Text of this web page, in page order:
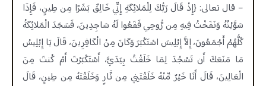
– قال تعالى: {إِذْ قَالَ رَبُّكَ لِلْمَلائِكَةِ إِنِّي خَالِقٌ بَشَرًا مِن طِينٍ، فَإِذَا
سَوَّيْتُهُ وَنَفَخْتُ فِيهِ مِن رُّوحِي فَقَعُوا لَهُ سَاجِدِينَ، فَسَجَدَ الْمَلائِكَةُ
كُلُّهُمْ أَجْمَعُونَ، إِلاَّ إِبْلِيسَ اسْتَكْبَرَ وَكَانَ مِنْ الْكَافِرِينَ، قَالَ يَا إِبْلِيسُ
مَا مَنَعَكَ أَن تَسْجُدَ لِمَا خَلَقْتُ بِيَدَيَّ، أَسْتَكْبَرْتَ أَمْ كُنتَ مِنَ
الْعَالِينَ، قَالَ أَنَا خَيْرٌ مِّنْهُ خَلَقْتَنِي مِن نَّارٍ وَخَلَقْتَهُ مِن طِينٍ، قَالَ